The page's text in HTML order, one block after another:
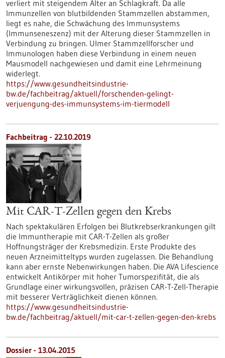
verliert mit steigendem Alter an Schlagkraft. Da alle
Immunzellen von blutbildenden Stammzellen abstammen,
liegt es nahe, die Schwächung des Immunsystems
(Immunseneszenz) mit der Alterung dieser Stammzellen in
Verbindung zu bringen. Ulmer Stammzellforscher und
Immunologen haben diese Verbindung in einem neuen
Mausmodell nachgewiesen und damit eine Lehrmeinung
widerlegt.
https://www.gesundheitsindustrie-
bw.de/fachbeitrag/aktuell/forschenden-gelingt-
verjuengung-des-immunsystems-im-tiermodell
Fachbeitrag - 22.10.2019
Mit CAR-T-Zellen gegen den Krebs
Nach spektakulären Erfolgen bei Blutkrebserkrankungen gilt
die Immuntherapie mit CAR-T-Zellen als großer
Hoffnungsträger der Krebsmedizin. Erste Produkte des
neuen Arzneimitteltyps wurden zugelassen. Die Behandlung
kann aber ernste Nebenwirkungen haben. Die AVA Lifescience
entwickelt Antikörper mit hoher Tumorspezifität, die als
Grundlage einer wirkungsvollen, präzisen CAR-T-Zell-Therapie
mit besserer Verträglichkeit dienen können.
https://www.gesundheitsindustrie-
bw.de/fachbeitrag/aktuell/mit-car-t-zellen-gegen-den-krebs
Dossier - 13.04.2015